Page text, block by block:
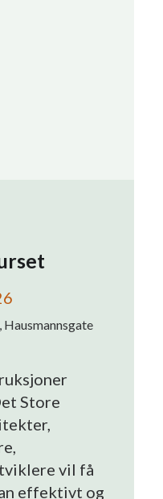
Hausmannsgate
Store
vil få
effektivt og